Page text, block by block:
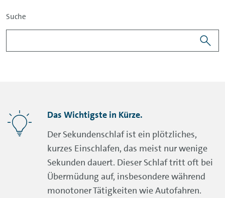
Suche
Das Wichtigste in Kürze.
Der Sekundenschlaf ist ein plötzliches,
kurzes Einschlafen, das meist nur wenige
Sekunden dauert. Dieser Schlaf tritt oft bei
Übermüdung auf, insbesondere während
monotoner Tätigkeiten wie Autofahren.